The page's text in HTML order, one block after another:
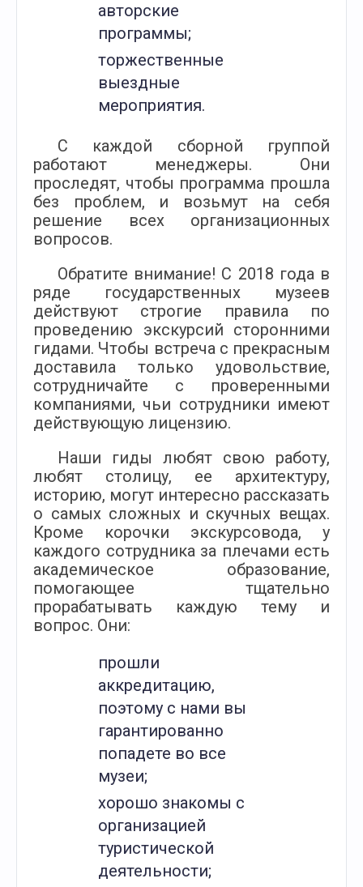
авторские
программы;
торжественные
выездные
мероприятия.
С каждой сборной группой
работают менеджеры. Они
проследят, чтобы программа прошла
без проблем, и возьмут на себя
решение всех организационных
вопросов.
Обратите внимание! С 2018 года в
ряде государственных музеев
действуют строгие правила по
проведению экскурсий сторонними
гидами. Чтобы встреча с прекрасным
доставила только удовольствие,
сотрудничайте с проверенными
компаниями, чьи сотрудники имеют
действующую лицензию.
Наши гиды любят свою работу,
любят столицу, ее архитектуру,
историю, могут интересно рассказать
о самых сложных и скучных вещах.
Кроме корочки экскурсовода, у
каждого сотрудника за плечами есть
академическое образование,
помогающее тщательно
прорабатывать каждую тему и
вопрос. Они:
прошли
аккредитацию,
поэтому с нами вы
гарантированно
попадете во все
музеи;
хорошо знакомы с
организацией
туристической
деятельности;